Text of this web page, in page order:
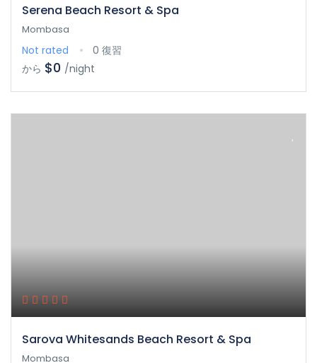
Serena Beach Resort & Spa
Mombasa
Not rated
0 復習
から $0 /night
Sarova Whitesands Beach Resort & Spa
Mombasa